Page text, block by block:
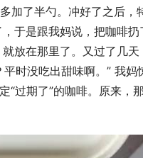
加了半勺。冲好了之后
于是跟我妈说，把咖啡
放在那里了。又过了几
时没吃出甜味啊。” 我
“过期了”的咖啡。原来，